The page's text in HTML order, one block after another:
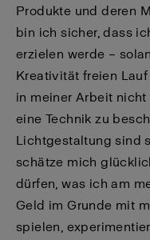
Produkte und deren
bin ich sicher, dass
erzielen werde –
Kreativität freien
in meiner Arbeit
eine Technik zu
Lichtgestaltung sind
schätze mich
dürfen, was ich am
Geld im Grunde mit
spielen,